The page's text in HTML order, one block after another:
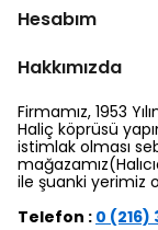
Hesabım
Hakkımızda
Firmamız, 1953
Haliç köprüsü
istimlak olması
ile şuanki yerimiz
Telefon : 0 (216)